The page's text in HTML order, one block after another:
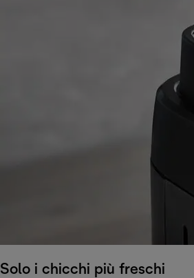
Solo i chicchi più freschi